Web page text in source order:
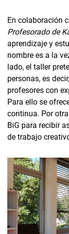
En colaboración
Profesorado de
aprendizaje y
nombre es a la
lado, el taller
personas, es
profesores con
Para ello se
continua. Por
BiG para recibir
de trabajo